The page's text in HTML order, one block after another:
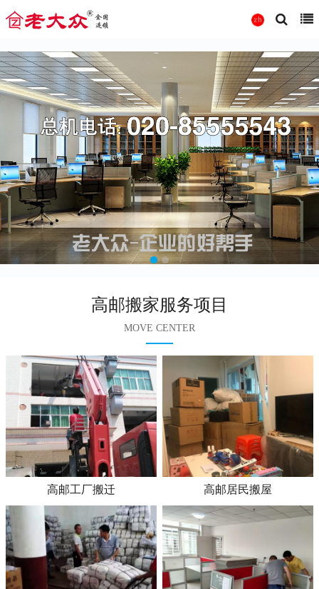
高邮搬家服务项目
MOVE CENTER
高邮工厂搬迁 高邮居民搬屋